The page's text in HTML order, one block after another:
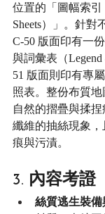
位置的「圖幅索引
Sheets）」。針對
C-50 版面印有一
與詞彙表（
51 版面則印有專
照表。整份布質
自然的摺疊與揉
纖維的抽絲現象
痕與污漬。
3. 內容考證
絲質逃生裝備